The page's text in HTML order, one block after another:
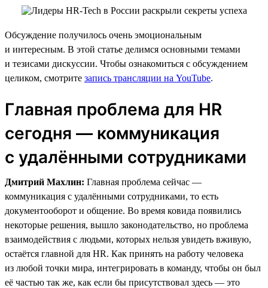
Обсуждение получилось очень эмоциональным
и интересным. В этой статье делимся основными темами
и тезисами дискуссии. Чтобы ознакомиться с обсуждением
целиком, смотрите запись трансляции на YouTube.
Главная проблема для HR
сегодня — коммуникация
с удалёнными сотрудниками
Дмитрий Махлин: Главная проблема сейчас —
коммуникация с удалёнными сотрудниками, то есть
документооборот и общение. Во время ковида появились
некоторые решения, вышло законодательство, но проблема
взаимодействия с людьми, которых нельзя увидеть вживую,
остаётся главной для HR. Как принять на работу человека
из любой точки мира, интегрировать в команду, чтобы он был
её частью так же, как если бы присутствовал здесь — это